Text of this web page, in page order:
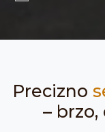
Precizno
–